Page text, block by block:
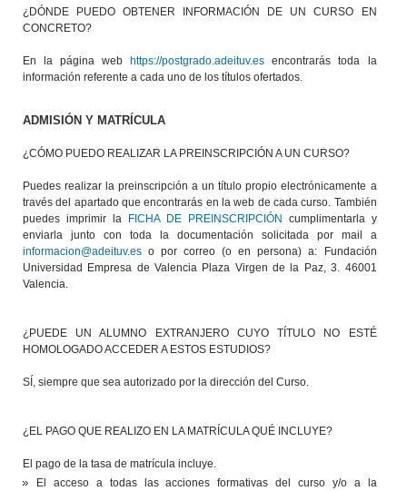
¿DÓNDE PUEDO OBTENER INFORMACIÓN DE UN CURSO EN
CONCRETO?
En la página webhttps://postgrado.adeituv.es encontrarás toda la
información referente a cada uno de los títulos ofertados.
ADMISIÓN Y MATRÍCULA
¿CÓMO PUEDO REALIZAR LA PREINSCRIPCIÓN A UN CURSO?
Puedes realizar la preinscripción a un título propio electrónicamente a
través del apartado que encontrarás en la web de cada curso. También
puedes imprimir la FICHA DE PREINSCRIPCIÓN cumplimentarla y
enviarla junto con toda la documentación solicitada por mail a
informacion@adeituv.es o por correo (o en persona) a: Fundación
Universidad Empresa de Valencia Plaza Virgen de la Paz, 3. 46001
Valencia.
¿PUEDE UN ALUMNO EXTRANJERO CUYO TÍTULO NO ESTÉ
HOMOLOGADO ACCEDER A ESTOS ESTUDIOS?
SÍ, siempre que sea autorizado por la dirección del Curso.
¿EL PAGO QUE REALIZO EN LA MATRÍCULA QUÉ INCLUYE?
El pago de la tasa de matrícula incluye.
El acceso a todas las acciones formativas del curso y/o a la